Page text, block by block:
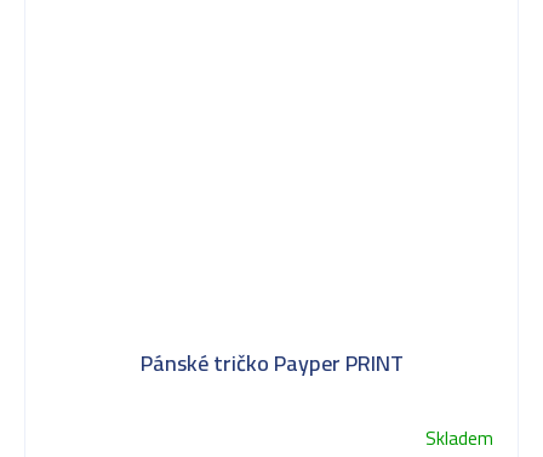
Pánské tričko Payper PRINT
Skladem